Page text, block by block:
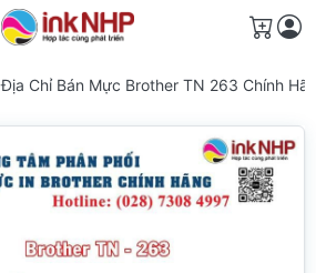
Giỏ
Địa Chỉ Bán Mực Brother TN 263 Chính